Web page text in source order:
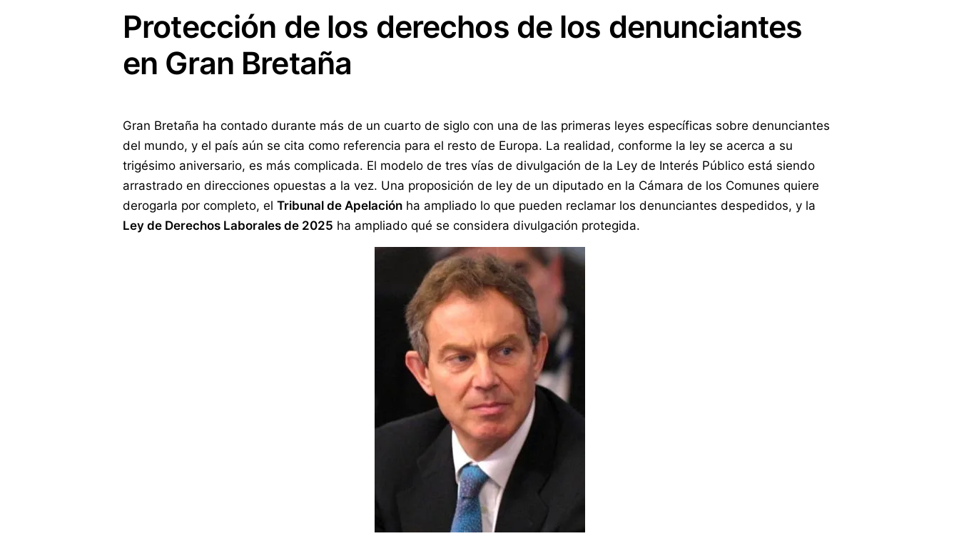
Protección de los derechos de los denunciantes
en Gran Bretaña
Gran Bretaña ha contado durante más de un cuarto de siglo con una de las primeras leyes específicas sobre denunciantes
del mundo, y el país aún se cita como referencia para el resto de Europa. La realidad, conforme la ley se acerca a su
trigésimo aniversario, es más complicada. El modelo de tres vías de divulgación de la Ley de Interés Público está siendo
arrastrado en direcciones opuestas a la vez. Una proposición de ley de un diputado en la Cámara de los Comunes quiere
derogarla por completo, el Tribunal de Apelación ha ampliado lo que pueden reclamar los denunciantes despedidos, y la
Ley de Derechos Laborales de 2025 ha ampliado qué se considera divulgación protegida.